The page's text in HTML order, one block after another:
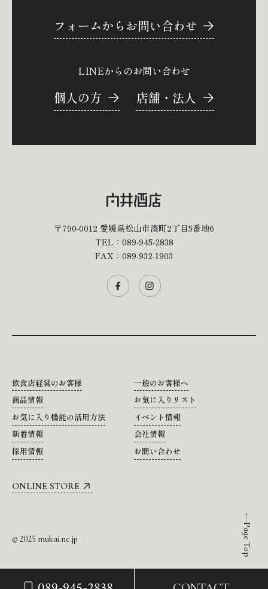
Page Top
フォームからお問い合わせ
LINEからのお問い合わせ
個人の方 店舗・法人
〒790-0012 愛媛県松山市湊町2丁目5番地6
TEL： 089-945-2838
FAX：089-932-1903
飲食店経営のお客様
一般のお客様へ
商品情報
お気に入りリスト
お気に入り機能の活用方法
イベント情報
新着情報
会社情報
採用情報
お問い合わせ
ONLINE STORE
© 2025 mukai.ne.jp